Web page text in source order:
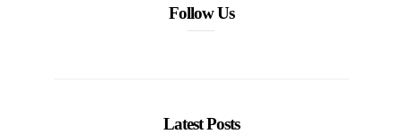
Follow Us
Latest Posts